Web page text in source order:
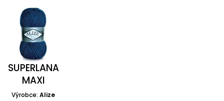
SUPERLANA
MAXI
Výrobce: Alize